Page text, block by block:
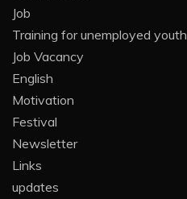
Job
Training for unemployed youth
Job Vacancy
English
Motivation
Festival
Newsletter
Links
updates